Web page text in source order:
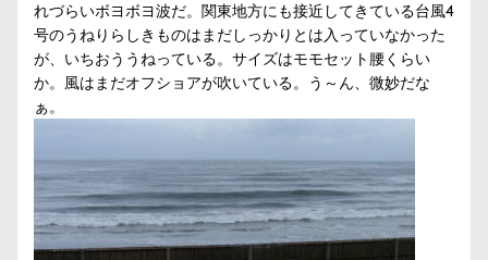
れづらいボヨボヨ波だ。関東地方にも接近してきている台風4
号のうねりらしきものはまだしっかりとは入っていなかった
が、いちおううねっている。サイズはモモセット腰くらい
か。風はまだオフショアが吹いている。う～ん、微妙だな
ぁ。